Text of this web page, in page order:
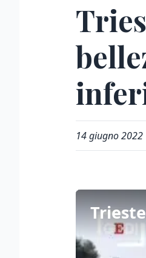
14 giugno 2022